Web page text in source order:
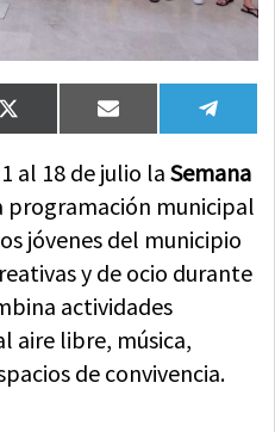
Compartir
en
X
(Twitter)
Compartir
en
Email
en
al 18 de julio laSemana
programación municipal
jóvenes del municipio
y de ocio durante
actividades
aire libre, música,
de convivencia.